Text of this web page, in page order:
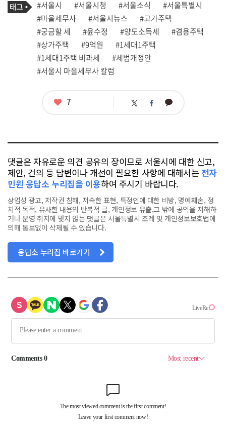
사
관
련
태
그
태
그
#서울시 #서울시청 #서울소식
#서울특별시
#마을세무사
#서울시뉴스
#고가주택
#궁금할 세
#윤수정 #양도소득세
#겸용주택
#상가주택
#9억원
#1세대1주택
#1세대1주택 비과세
#세법개정안
#서울시 마을세무사 칼럼
좋
7 트 페 카
댓글은 자유로운 의견 공유의 장이므로 서울시에 대한 신고,
제안, 건의 등 답변이나 개선이 필요한 사항에 대해서는 전자
민원 응답소 누리집을 이용하여 주시기 바랍니다.
상업성 광고, 저작권 침해, 저속한 표현, 특정인에 대한 비방, 명예훼손, 정
치적 목적, 유사한 내용의 반복적 글, 개인정보 유출,그 밖에 공익을 저해하
거나 운영 취지에 맞지 않는 댓글은 서울특별시 조례 및 개인정보보호법에
의해 통보없이 삭제될 수 있습니다.
응답소 누리집 바로가기